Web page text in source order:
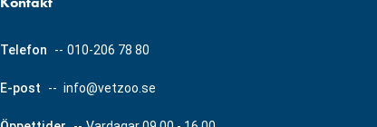
Telefon -- 010-206 78 80
E-post -- info@vetzoo.se